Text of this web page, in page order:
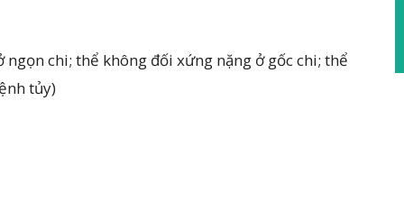
ngọn chi; thể không đối xứng nặng ở gốc chi; thể
tủy)